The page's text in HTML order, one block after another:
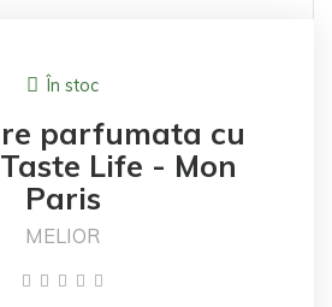
În stoc
parfumata cu
Life - Mon
Paris
MELIOR